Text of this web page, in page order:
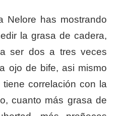
Nelore has mostrando
la grasa de cadera,
ser dos a tres veces
ojo de bife, asi mismo
correlación con la
cuanto más grasa de